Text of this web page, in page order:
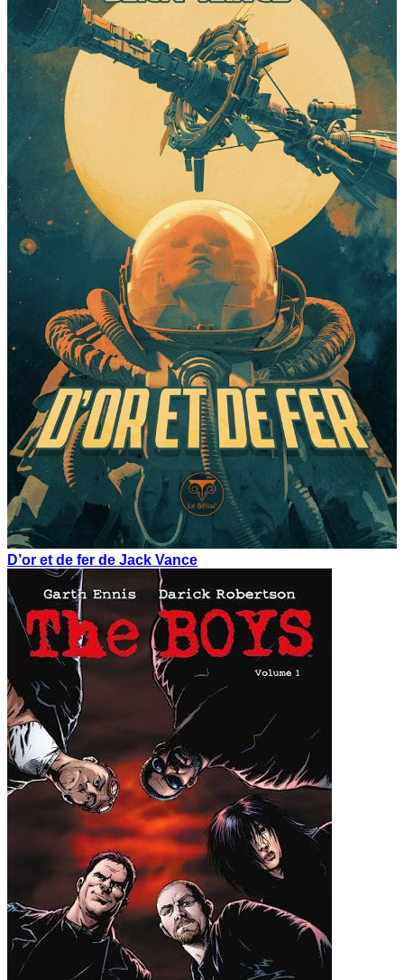
D’or et de fer de Jack Vance